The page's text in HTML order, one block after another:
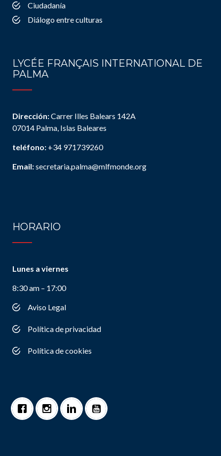
Ciudadanía
Diálogo entre culturas
LYCÉE FRANÇAIS INTERNATIONAL DE
PALMA
Dirección:Carrer Illes Balears 142A
07014 Palma, Islas Baleares
teléfono: +34 971739260
Email:secretaria.palma@mlfmonde.org
HORARIO
Lunes a viernes
8:30 am – 17:00
Aviso Legal
Política de privacidad
Política de cookies